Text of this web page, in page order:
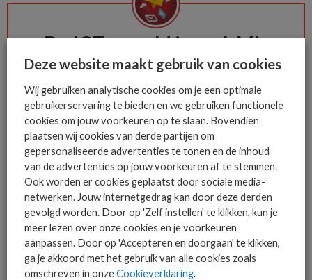
De ICT-wereld is snel. Mis
niets.
Het allerlaatste ICT nieuws in jouw
mailbox
Deze website maakt gebruik van cookies
Wij gebruiken analytische cookies om je een optimale
gebruikerservaring te bieden en we gebruiken functionele
cookies om jouw voorkeuren op te slaan. Bovendien
plaatsen wij cookies van derde partijen om
gepersonaliseerde advertenties te tonen en de inhoud
van de advertenties op jouw voorkeuren af te stemmen.
Ook worden er cookies geplaatst door sociale media-
netwerken. Jouw internetgedrag kan door deze derden
gevolgd worden. Door op 'Zelf instellen' te klikken, kun je
meer lezen over onze cookies en je voorkeuren
aanpassen. Door op 'Accepteren en doorgaan' te klikken,
ga je akkoord met het gebruik van alle cookies zoals
omschreven in onzeCookieverklaring.